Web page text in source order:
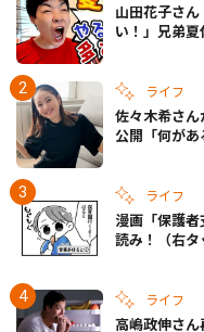
山田花子さ
い！」兄弟
ライフ
佐々木希さ
公開「何が
ライフ
漫画「保護
読み！（右タ
ライフ
高嶋政伸さ